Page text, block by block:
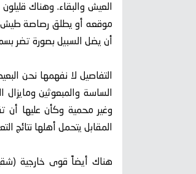
العيش والبقاء. وهناك
موقعه أو يطلق رصاصة طيش
أن يضل السبيل بصورة تضر
التفاصيل لا نفهمها نحن
الساسة والمبعوثين
وغير محمية وكأن عليها أن
المقابل يتحمل أهلها نتائج
هناك أيضاً قوى خارجية